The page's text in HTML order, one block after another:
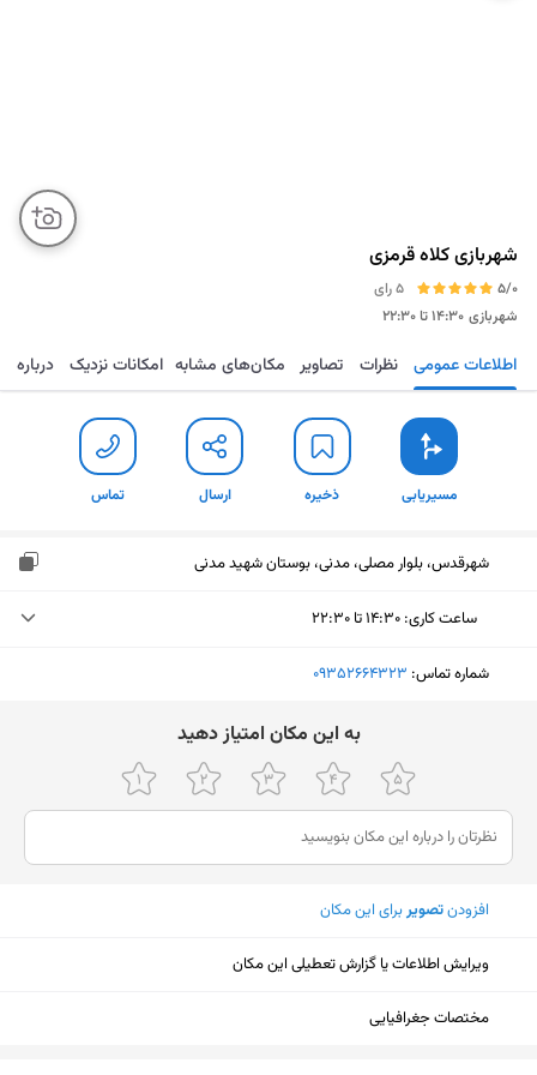
شهربازی کلاه قرمزی
5/0
5 رای
شهربازی ۱۴:۳۰ تا ۲۲:۳۰
مسیریابی ذخیره ارسال تماس اطلاعات عمومی نظرات تصاویر مکان‌های مشابه امکانات نزدیک درباره
مسیریابی ذخیره ارسال تماس
شهرقدس، بلوار مصلی، مدنی، بوستان شهید مدنی
ساعت کاری: ۱۴:۳۰ تا ۲۲:۳۰
دوشنبه (امروز)
پنجشنبه
۱۴:۳۰ تا ۲۲:۳۰
جمعه
۱۴:۳۰ تا ۲۲:۳۰
شنبه
یکشنبه
شماره تماس: ‎09352664323
ﺑﻪ اﯾﻦ ﻣﮑﺎن اﻣﺘﯿﺎز دﻫﯿﺪ
افزودنتصویربرای این مکان
ویرایش اطلاعات یا گزارش تعطیلی این مکان
مختصات جغرافیایی